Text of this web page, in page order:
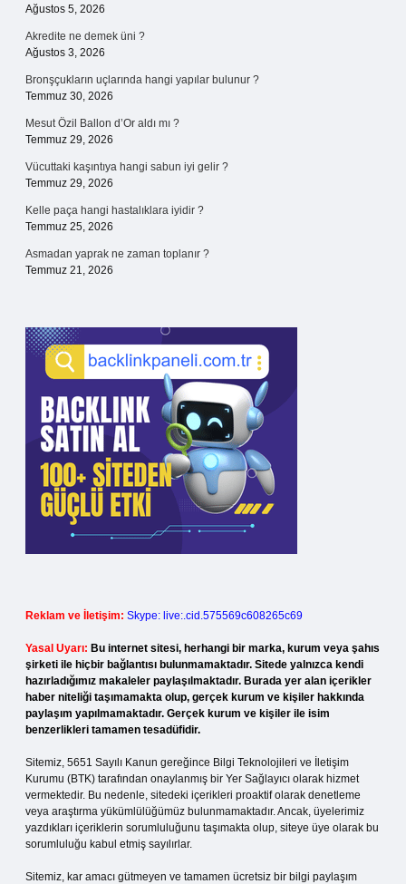
Ağustos 5, 2026
Akredite ne demek üni ?
Ağustos 3, 2026
Bronşçukların uçlarında hangi yapılar bulunur ?
Temmuz 30, 2026
Mesut Özil Ballon d’Or aldı mı ?
Temmuz 29, 2026
Vücuttaki kaşıntıya hangi sabun iyi gelir ?
Temmuz 29, 2026
Kelle paça hangi hastalıklara iyidir ?
Temmuz 25, 2026
Asmadan yaprak ne zaman toplanır ?
Temmuz 21, 2026
Reklam ve İletişim: Skype: live:.cid.575569c608265c69
Yasal Uyarı: Bu internet sitesi, herhangi bir marka, kurum veya şahıs
şirketi ile hiçbir bağlantısı bulunmamaktadır. Sitede yalnızca kendi
hazırladığımız makaleler paylaşılmaktadır. Burada yer alan içerikler
haber niteliği taşımamakta olup, gerçek kurum ve kişiler hakkında
paylaşım yapılmamaktadır. Gerçek kurum ve kişiler ile isim
benzerlikleri tamamen tesadüfidir.
Sitemiz, 5651 Sayılı Kanun gereğince Bilgi Teknolojileri ve İletişim
Kurumu (BTK) tarafından onaylanmış bir Yer Sağlayıcı olarak hizmet
vermektedir. Bu nedenle, sitedeki içerikleri proaktif olarak denetleme
veya araştırma yükümlülüğümüz bulunmamaktadır. Ancak, üyelerimiz
yazdıkları içeriklerin sorumluluğunu taşımakta olup, siteye üye olarak bu
sorumluluğu kabul etmiş sayılırlar.
Sitemiz, kar amacı gütmeyen ve tamamen ücretsiz bir bilgi paylaşım